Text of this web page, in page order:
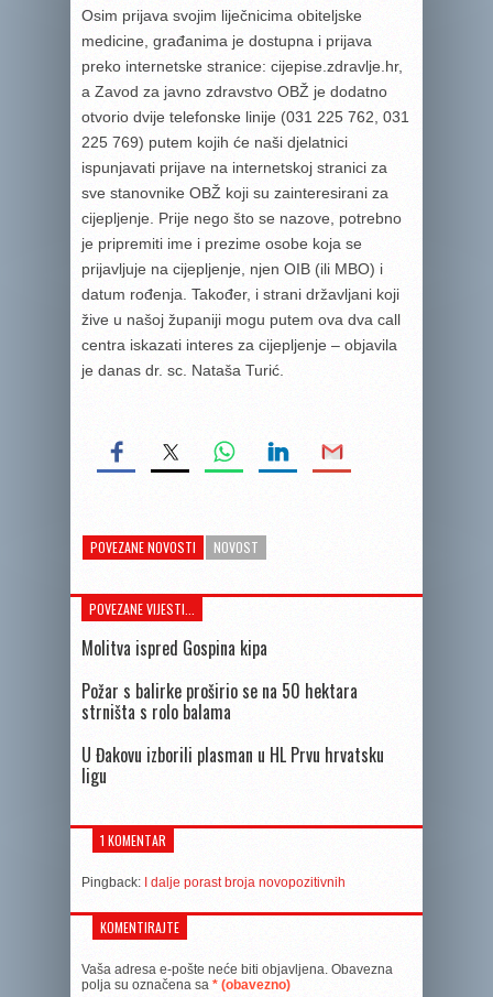
Osim prijava svojim liječnicima obiteljske
medicine, građanima je dostupna i prijava
preko internetske stranice: cijepise.zdravlje.hr,
a Zavod za javno zdravstvo OBŽ je dodatno
otvorio dvije telefonske linije (031 225 762, 031
225 769) putem kojih će naši djelatnici
ispunjavati prijave na internetskoj stranici za
sve stanovnike OBŽ koji su zainteresirani za
cijepljenje. Prije nego što se nazove, potrebno
je pripremiti ime i prezime osobe koja se
prijavljuje na cijepljenje, njen OIB (ili MBO) i
datum rođenja. Također, i strani državljani koji
žive u našoj županiji mogu putem ova dva call
centra iskazati interes za cijepljenje – objavila
je danas dr. sc. Nataša Turić.
POVEZANE NOVOSTI NOVOST
POVEZANE VIJESTI...
Molitva ispred Gospina kipa
Požar s balirke proširio se na 50 hektara
strništa s rolo balama
U Đakovu izborili plasman u HL Prvu hrvatsku
ligu
1 KOMENTAR
Pingback: I dalje porast broja novopozitivnih
KOMENTIRAJTE
Vaša adresa e-pošte neće biti objavljena. Obavezna
polja su označena sa * (obavezno)